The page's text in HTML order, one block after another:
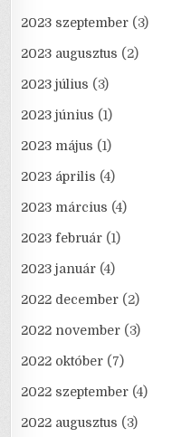
2023 szeptember (3)
2023 augusztus (2)
2023 július (3)
2023 június (1)
2023 május (1)
2023 április (4)
2023 március (4)
2023 február (1)
2023 január (4)
2022 december (2)
2022 november (3)
2022 október (7)
2022 szeptember (4)
2022 augusztus (3)